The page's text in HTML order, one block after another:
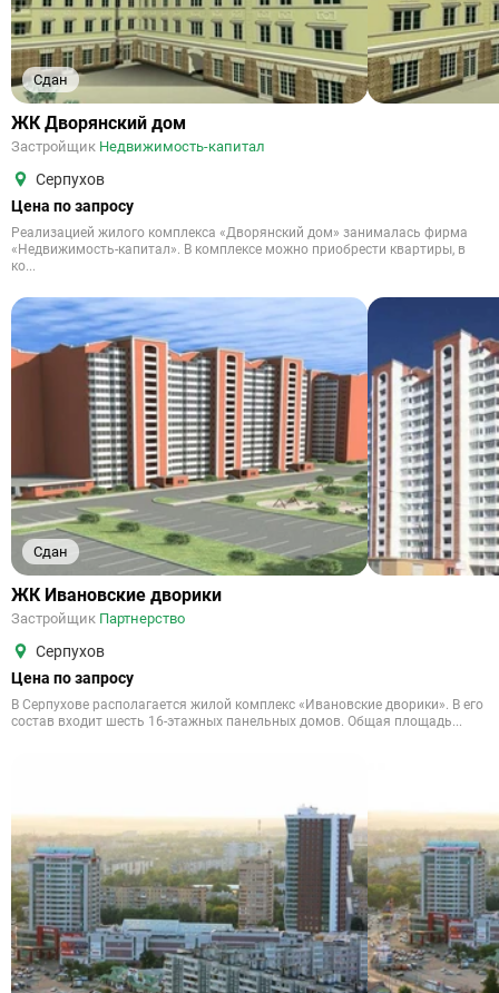
Сдан
ЖК Дворянский дом
Застройщик Недвижимость-капитал
Серпухов
Цена по запросу
Реализацией жилого комплекса «Дворянский дом» занималась фирма
«Недвижимость-капитал». В комплексе можно приобрести квартиры, в
ко...
Сдан
ЖК Ивановские дворики
Застройщик Партнерство
Серпухов
Цена по запросу
В Серпухове располагается жилой комплекс «Ивановские дворики». В его
состав входит шесть 16-этажных панельных домов. Общая площадь...